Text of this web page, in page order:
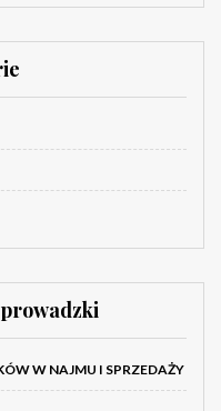
W NAJMU I SPRZEDAŻY